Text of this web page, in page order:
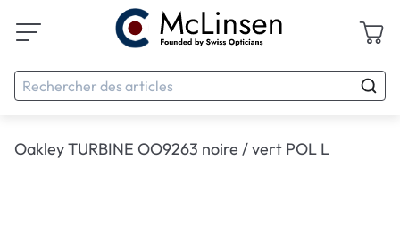
Oakley TURBINE OO9263 noire / vert POL L